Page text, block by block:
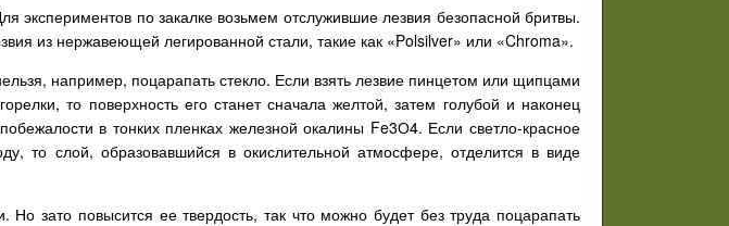
по закалке возьмем отслужившие лезвия безопасной бритвы.
из нержавеющей легированной стали, такие как «Polsilver» или «Chroma».
например, поцарапать стекло. Если взять лезвие пинцетом или щипцами
то поверхность его станет сначала желтой, затем голубой и наконец
в тонких пленках железной окалины Fe3О4. Если светло-красное
то слой, образовавшийся в окислительной атмосфере, отделится в виде
Но зато повысится ее твердость, так что можно будет без труда поцарапать